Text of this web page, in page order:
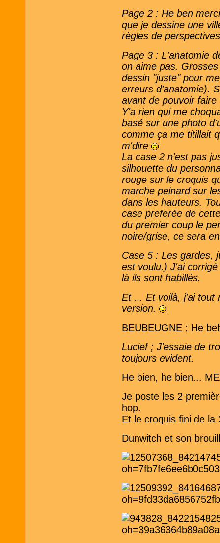
Page 2 : He ben
que je dessine une
règles de
Page 3 : L'anatomie
on aime pas.
dessin "juste" pour
erreurs d'anatomie).
avant de pouvoir
Y'a rien qui me
basé sur une photo
comme ça me titillait
m'dire
La case 2 n'est pas
silhouette du
rouge sur le croquis
marche peinard sur
dans les hauteurs.
case preferée de
du premier coup le
noire/grise, ce sera
Case 5 : Les gardes,
est voulu.) J'ai
là ils sont habillés.
Et ... Et voilà, j'ai tout
version.
BEUBEUGNE ; He
Lucief ; J'essaie de
toujours evident.
He bien, he bien...
Je poste les 2
hop.
Et le croquis fini de la
Dunwitch et son